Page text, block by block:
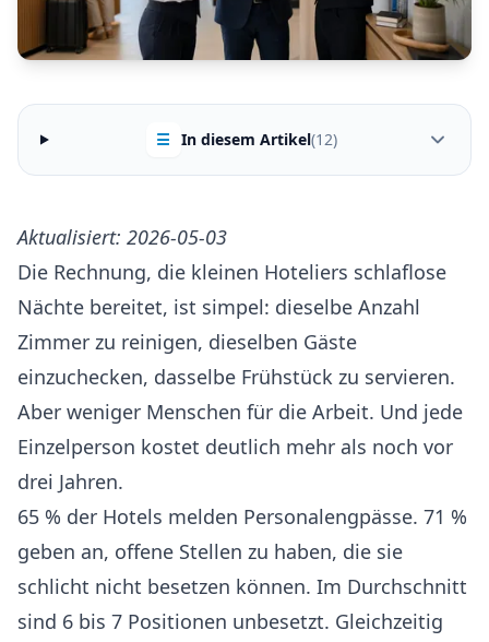
☰ In diesem Artikel(12)
Aktualisiert: 2026-05-03
Die Rechnung, die kleinen Hoteliers schlaflose
Nächte bereitet, ist simpel: dieselbe Anzahl
Zimmer zu reinigen, dieselben Gäste
einzuchecken, dasselbe Frühstück zu servieren.
Aber weniger Menschen für die Arbeit. Und jede
Einzelperson kostet deutlich mehr als noch vor
drei Jahren.
65 % der Hotels melden Personalengpässe. 71 %
geben an, offene Stellen zu haben, die sie
schlicht nicht besetzen können. Im Durchschnitt
sind 6 bis 7 Positionen unbesetzt. Gleichzeitig